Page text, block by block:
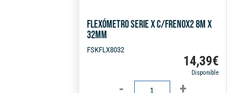
FLEXÓMETRO SERIE X C/FRENOX2 8M X
32MM
FSKFLX8032
14,39€
Disponible
FLEXÓMETRO